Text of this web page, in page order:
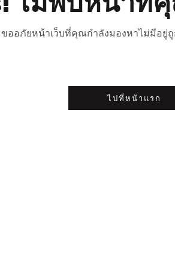
ขออภัยหน้าเว็บที่คุณกำลังมองหาไม่มีอยู่
ไปที่หน้าแรก